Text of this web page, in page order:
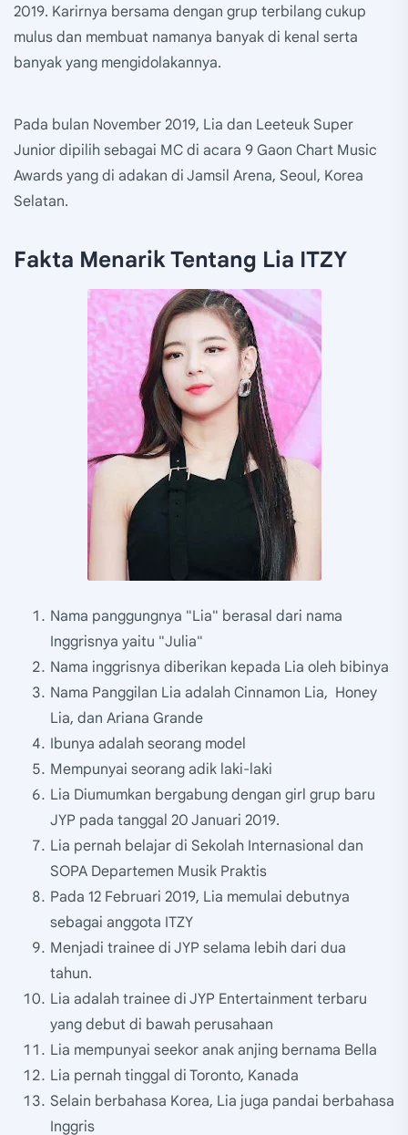
2019. Karirnya bersama dengan grup terbilang cukup
mulus dan membuat namanya banyak di kenal serta
banyak yang mengidolakannya.
Pada bulan November 2019, Lia dan Leeteuk Super
Junior dipilih sebagai MC di acara 9 Gaon Chart Music
Awards yang di adakan di Jamsil Arena, Seoul, Korea
Selatan.
Fakta Menarik Tentang Lia ITZY
Nama panggungnya "Lia" berasal dari nama
Inggrisnya yaitu "Julia"
Nama inggrisnya diberikan kepada Lia oleh bibinya
Nama Panggilan Lia adalah Cinnamon Lia, Honey
Lia, dan Ariana Grande
Ibunya adalah seorang model
Mempunyai seorang adik laki-laki
Lia Diumumkan bergabung dengan girl grup baru
JYP pada tanggal 20 Januari 2019.
Lia pernah belajar di Sekolah Internasional dan
SOPA Departemen Musik Praktis
Pada 12 Februari 2019, Lia memulai debutnya
sebagai anggota ITZY
Menjadi trainee di JYP selama lebih dari dua
tahun.
Lia adalah trainee di JYP Entertainment terbaru
yang debut di bawah perusahaan
Lia mempunyai seekor anak anjing bernama Bella
Lia pernah tinggal di Toronto, Kanada
Selain berbahasa Korea, Lia juga pandai berbahasa
Inggris